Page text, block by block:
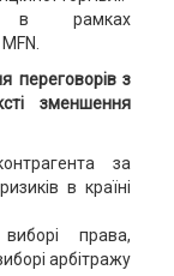
в рамках
переговорів з
зменшення
за
в країні
права,
арбітражу